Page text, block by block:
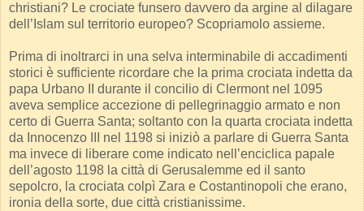
christiani? Le crociate funsero davvero da argine al dilagare
dell’Islam sul territorio europeo? Scopriamolo assieme.
Prima di inoltrarci in una selva interminabile di accadimenti
storici è sufficiente ricordare che la prima crociata indetta da
papa Urbano II durante il concilio di Clermont nel 1095
aveva semplice accezione di pellegrinaggio armato e non
certo di Guerra Santa; soltanto con la quarta crociata indetta
da Innocenzo III nel 1198 si iniziò a parlare di Guerra Santa
ma invece di liberare come indicato nell’enciclica papale
dell’agosto 1198 la città di Gerusalemme ed il santo
sepolcro, la crociata colpì Zara e Costantinopoli che erano,
ironia della sorte, due città cristianissime.